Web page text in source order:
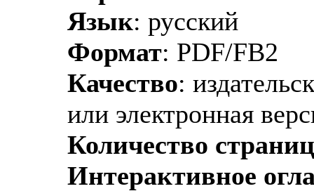
Язык: русский
Формат: PDF/FB2
Качество:
или электронная
Количество страниц
Интерактивное